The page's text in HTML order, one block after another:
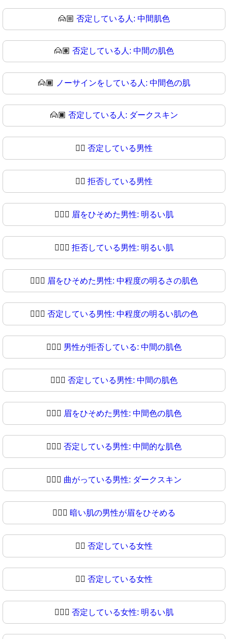
🙍🏼 否定している人: 中間肌色
🙍🏽 否定している人: 中間の肌色
🙍🏾 ノーサインをしている人: 中間色の肌
🙍🏿 否定している人: ダークスキン
🙍‍♂️ 否定している男性
🙍‍♂ 拒否している男性
🙍🏻‍♂️ 眉をひそめた男性: 明るい肌
🙍🏻‍♂ 拒否している男性: 明るい肌
🙍🏼‍♂️ 眉をひそめた男性: 中程度の明るさの肌色
🙍🏼‍♂ 否定している男性: 中程度の明るい肌の色
🙍🏽‍♂️ 男性が拒否している: 中間の肌色
🙍🏽‍♂ 否定している男性: 中間の肌色
🙍🏾‍♂️ 眉をひそめた男性: 中間色の肌色
🙍🏾‍♂ 否定している男性: 中間的な肌色
🙍🏿‍♂️ 曲がっている男性: ダークスキン
🙍🏿‍♂ 暗い肌の男性が眉をひそめる
🙍‍♀️ 否定している女性
🙍‍♀ 否定している女性
🙍🏻‍♀️ 否定している女性: 明るい肌